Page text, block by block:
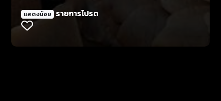
แสดงน้อย รายการโปรด